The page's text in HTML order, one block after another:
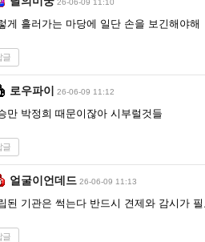
26-06-09 11:10
게 흘러가는 마당에 일단 손을 보긴해야해
글
로우파이 26-06-09 11:12
만 박정희 때문이잖아 시부럴것들
글
얼굴이언데드 26-06-09 11:13
된 기관은 썩는다 반드시 견제와 감시가
글